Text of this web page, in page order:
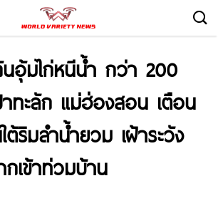
อุ้มไก่หนีน้ำ กว่า 200
ทะลัก แม่ฮ่องสอน เตือน
ต้ริมลำน้ำยวม เฝ้าระวัง
กเข้าท่วมบ้าน